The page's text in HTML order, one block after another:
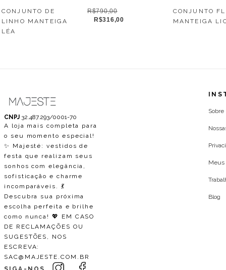
CONJUNTO DE
LINHO MANTEIGA
LÉA
R$790,00
R$316,00
CONJUNTO
MANTEIGA
CNPJ 32.487.293/0001-70
A loja mais completa para
o seu momento especial!
✨ Majesté: vestidos de
festa que realizam seus
sonhos com elegância,
sofisticação e charme
incomparáveis. 💃
Descubra sua próxima
escolha perfeita e brilhe
como nunca! 💖 EM CASO
DE RECLAMAÇÕES OU
SUGESTÕES, NOS
ESCREVA:
SAC@MAJESTE.COM.BR
Sobre
Meus
Blog